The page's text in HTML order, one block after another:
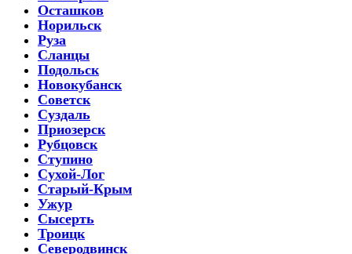
Осташков
Норильск
Руза
Сланцы
Подольск
Новокубанск
Советск
Суздаль
Приозерск
Рубцовск
Ступино
Сухой-Лог
Старый-Крым
Ужур
Сысерть
Троицк
Северодвинск